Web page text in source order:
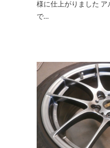
様に仕上がりました
で…